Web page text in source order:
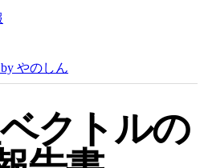
やのしん
クトルの